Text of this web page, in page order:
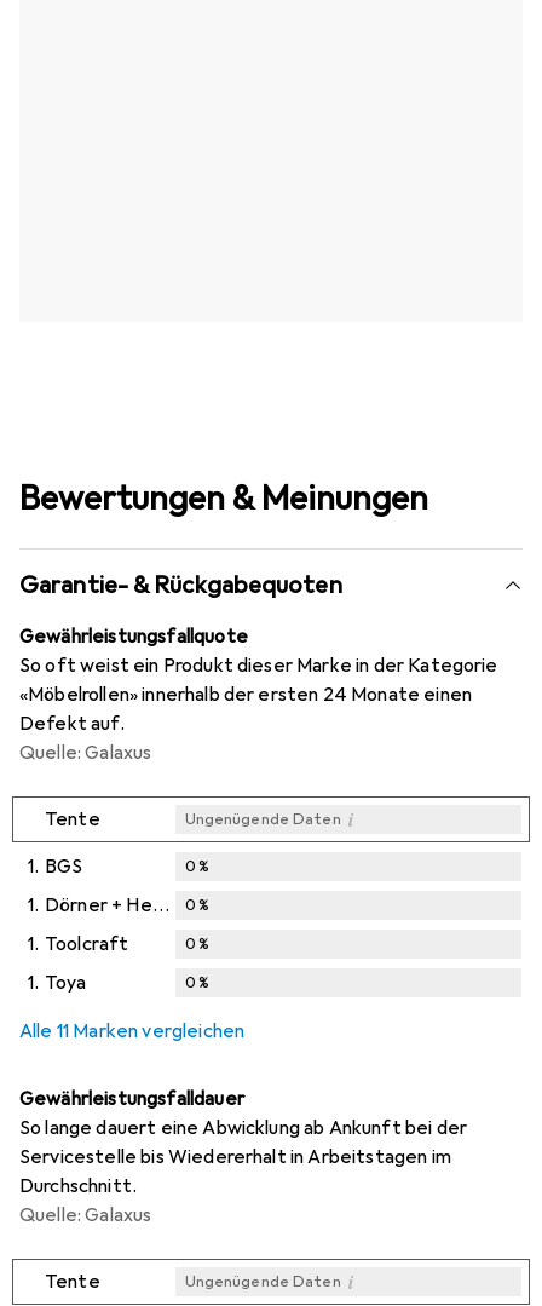
Bewertungen & Meinungen
Garantie- & Rückgabequoten
Gewährleistungsfallquote
So oft weist ein Produkt dieser Marke in der Kategorie
«Möbelrollen» innerhalb der ersten 24 Monate einen
Defekt auf.
Quelle: Galaxus
Tente Ungenügende Daten i
1. BGS 0%
1. Dörner + Helmer 0%
1. Toolcraft 0%
1. Toya 0%
Alle 11 Marken vergleichen
Gewährleistungsfalldauer
So lange dauert eine Abwicklung ab Ankunft bei der
Servicestelle bis Wiedererhalt in Arbeitstagen im
Durchschnitt.
Quelle: Galaxus
Tente Ungenügende Daten i